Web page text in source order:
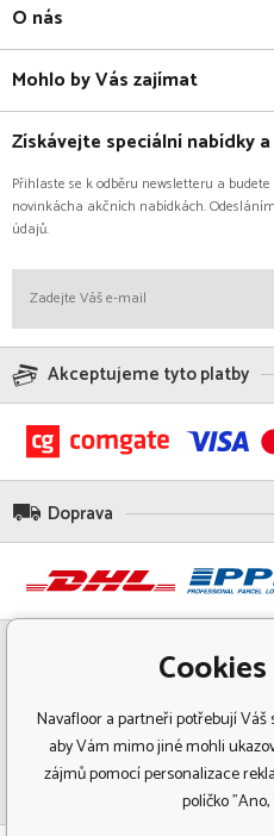
O nás
Mohlo by Vás zajímat
Získávejte speciální nabídky
Přihlaste se k odběru newsletteru a
novinkácha akčních nabídkách.
údajů.
Akceptujeme tyto platby
Doprava
Cookies
Navafloor a partneři potřebují
aby Vám mimo jiné mohli
zájmů pomocí personalizace
políčko